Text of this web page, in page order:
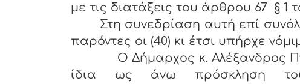
με τις διατάξεις του άρθρου 67 § 1
Στη συνεδρίαση αυτή επί
παρόντες οι (40) κι έτσι υπήρχε
Ο Δήμαρχος κ. Αλέξανδρος
ίδια ως άνω πρόσκληση